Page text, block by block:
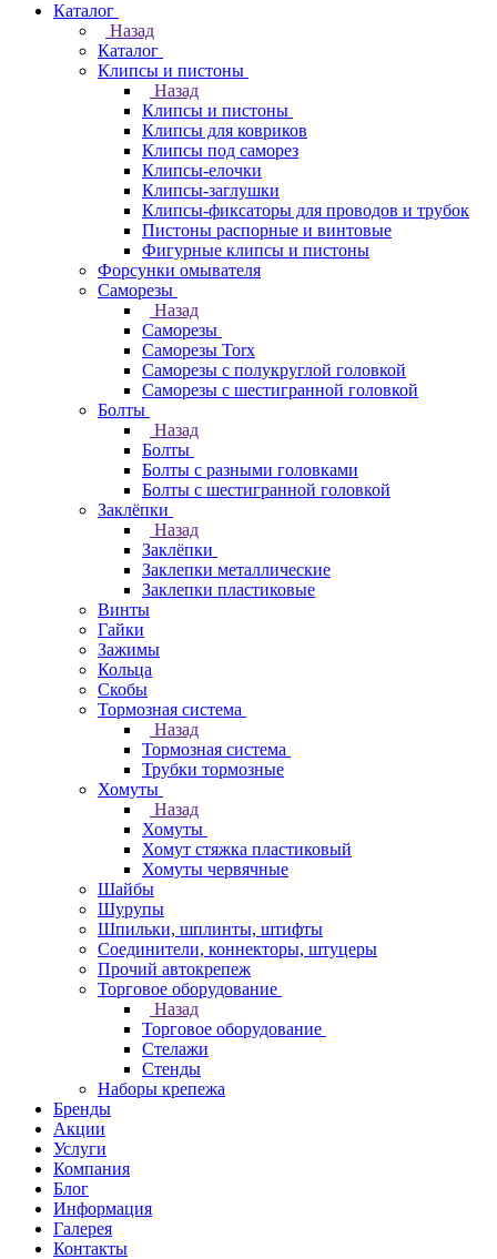
Каталог
Назад
Каталог
Клипсы и пистоны
Назад
Клипсы и пистоны
Клипсы для ковриков
Клипсы под саморез
Клипсы-елочки
Клипсы-заглушки
Клипсы-фиксаторы для проводов и трубок
Пистоны распорные и винтовые
Фигурные клипсы и пистоны
Форсунки омывателя
Саморезы
Назад
Саморезы
Саморезы Torx
Саморезы с полукруглой головкой
Саморезы с шестигранной головкой
Болты
Назад
Болты
Болты с разными головками
Болты с шестигранной головкой
Заклёпки
Назад
Заклёпки
Заклепки металлические
Заклепки пластиковые
Винты
Гайки
Зажимы
Кольца
Скобы
Тормозная система
Назад
Тормозная система
Трубки тормозные
Хомуты
Назад
Хомуты
Хомут стяжка пластиковый
Хомуты червячные
Шайбы
Шурупы
Шпильки, шплинты, штифты
Соединители, коннекторы, штуцеры
Прочий автокрепеж
Торговое оборудование
Назад
Торговое оборудование
Стелажи
Стенды
Наборы крепежа
Бренды
Акции
Услуги
Компания
Блог
Информация
Галерея
Контакты